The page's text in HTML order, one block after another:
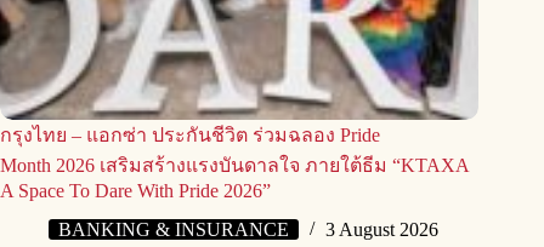
กรุงไทย – แอกซ่า ประกันชีวิต ร่วมฉลอง Pride
Month 2026 เสริมสร้างแรงบันดาลใจ ภายใต้ธีม “KTAXA
A Space To Dare With Pride 2026”
BANKING & INSURANCE
3 August 2026